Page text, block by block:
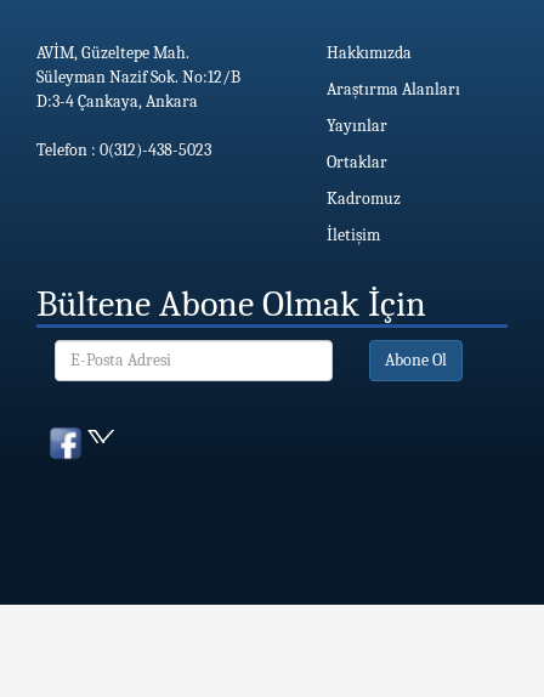
AVİM, Güzeltepe Mah.
Süleyman Nazif Sok. No:12/B
D:3-4 Çankaya, Ankara
Telefon : 0(312)-438-5023
Hakkımızda
Araştırma Alanları
Yayınlar
Ortaklar
Kadromuz
İletişim
Bültene Abone Olmak İçin
Abone Ol